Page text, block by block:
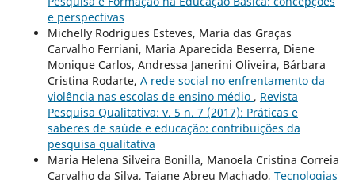
e perspectivas
Michelly Rodrigues Esteves, Maria das Graças
Carvalho Ferriani, Maria Aparecida Beserra, Diene
Monique Carlos, Andressa Janerini Oliveira, Bárbara
Cristina Rodarte, A rede social no enfrentamento da
violência nas escolas de ensino médio , Revista
Pesquisa Qualitativa: v. 5 n. 7 (2017): Práticas e
saberes de saúde e educação: contribuições da
pesquisa qualitativa
Maria Helena Silveira Bonilla, Manoela Cristina Correia
Carvalho da Silva, Taiane Abreu Machado, Tecnologias